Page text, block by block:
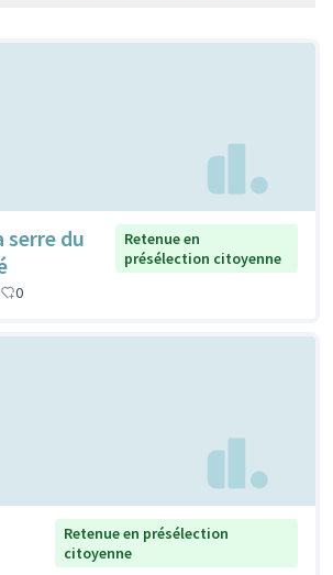
serre du
Retenue en
présélection citoyenne
0
Retenue en présélection
citoyenne